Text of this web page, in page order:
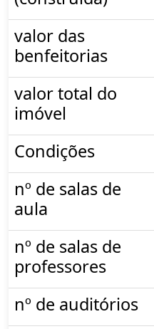
valor das
benfeitorias
valor total do
imóvel
Condições
nº de salas de
aula
nº de salas de
professores
nº de auditórios